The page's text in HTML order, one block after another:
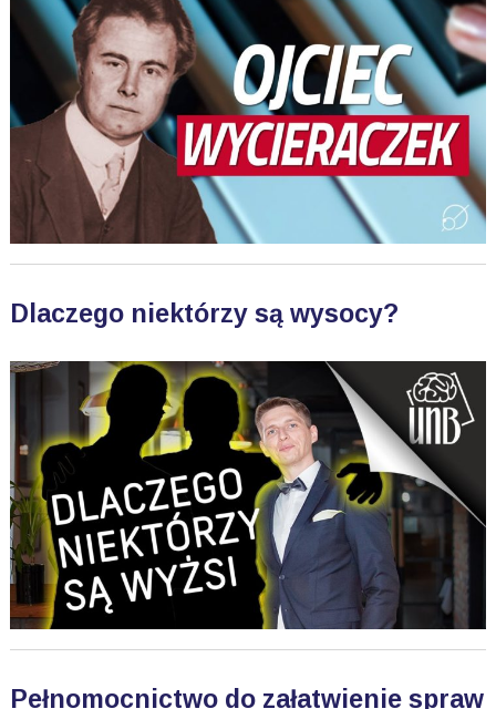
Dlaczego niektórzy są wysocy?
Pełnomocnictwo do załatwienie spraw